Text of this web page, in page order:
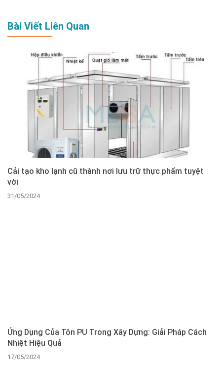
Bài Viết Liên Quan
Cải tạo kho lạnh cũ thành nơi lưu trữ thực phẩm tuyệt
vời
31/05/2024
Ứng Dụng Của Tôn PU Trong Xây Dựng: Giải Pháp Cách
Nhiệt Hiệu Quả
17/05/2024